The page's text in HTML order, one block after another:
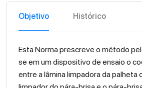
Objetivo Histórico
Esta Norma prescreve o método
se em um dispositivo de ensaio o
entre a lâmina limpadora da palheta